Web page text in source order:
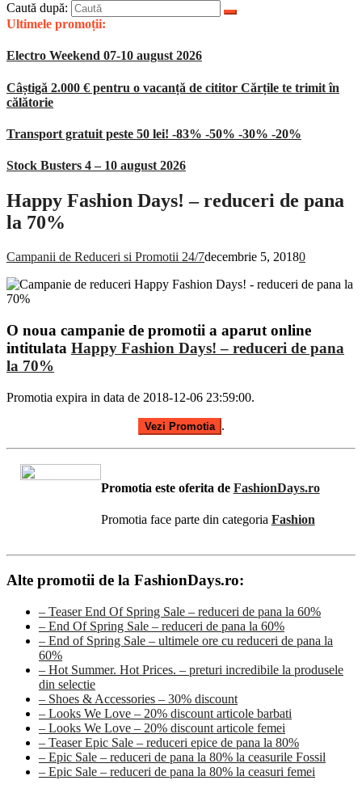
Caută după:
Ultimele promoții:
Electro Weekend 07-10 august 2026
Câștigă 2.000 € pentru o vacanță de cititor Cărțile te trimit în
călătorie
Transport gratuit peste 50 lei! -83% -50% -30% -20%
Stock Busters 4 – 10 august 2026
Happy Fashion Days! – reduceri de pana
la 70%
Campanii de Reduceri si Promotii 24/7decembrie 5, 20180
O noua campanie de promotii a aparut online
intitulata Happy Fashion Days! – reduceri de pana
la 70%
Promotia expira in data de 2018-12-06 23:59:00.
Vezi Promotia .
Promotia este oferita de FashionDays.ro
Promotia face parte din categoria Fashion
Alte promotii de la FashionDays.ro:
– Teaser End Of Spring Sale – reduceri de pana la 60%
– End Of Spring Sale – reduceri de pana la 60%
– End of Spring Sale – ultimele ore cu reduceri de pana la
60%
– Hot Summer. Hot Prices. – preturi incredibile la produsele
din selectie
– Shoes & Accessories – 30% discount
– Looks We Love – 20% discount articole barbati
– Looks We Love – 20% discount articole femei
– Teaser Epic Sale – reduceri epice de pana la 80%
– Epic Sale – reduceri de pana la 80% la ceasurile Fossil
– Epic Sale – reduceri de pana la 80% la ceasuri femei